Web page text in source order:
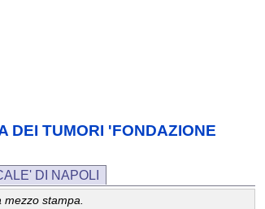
TUMORI 'FONDAZIONE
DI NAPOLI
stampa.